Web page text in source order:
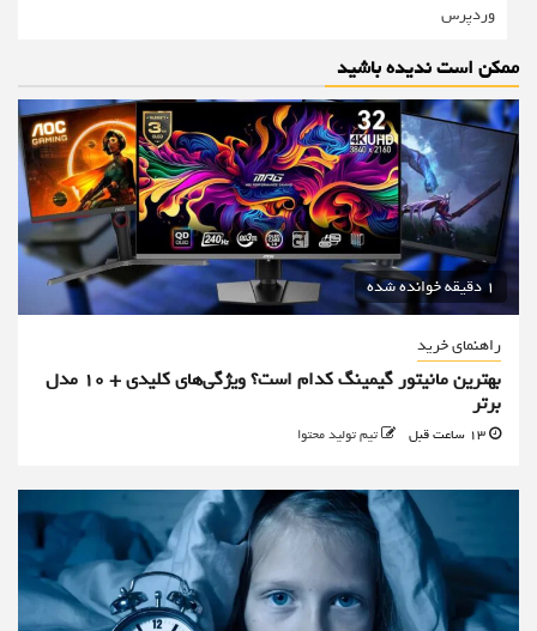
وردپرس
ممکن است ندیده باشید
1 دقیقه خوانده شده
راهنمای خرید
بهترین مانیتور گیمینگ کدام است؟ ویژگی‌های کلیدی + 10 مدل
برتر
تیم تولید محتوا